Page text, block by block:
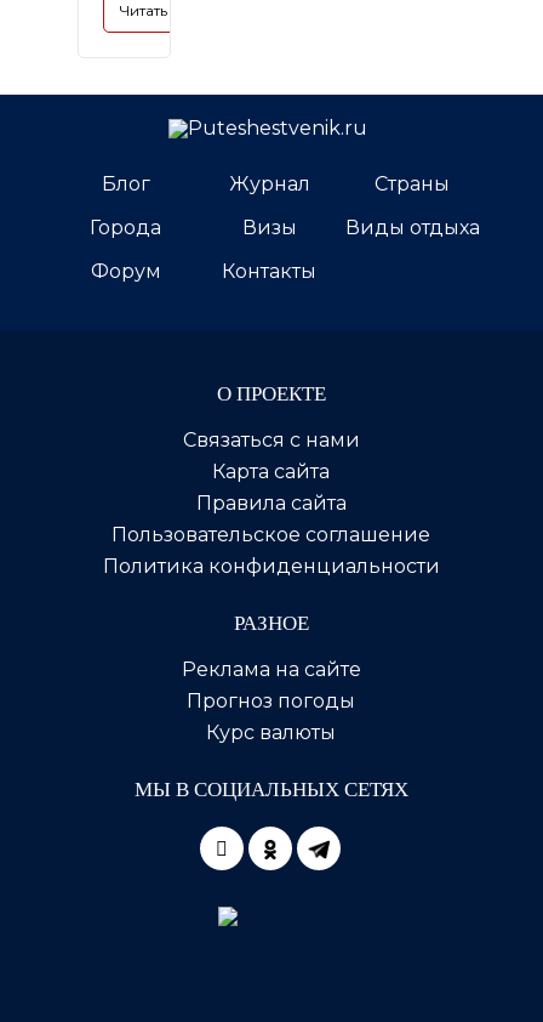
Читать полностью »
Блог Журнал
Страны
Города
Визы
Виды отдыха
Форум
Контакты
О ПРОЕКТЕ
Связаться с нами
Карта сайта
Правила сайта
Пользовательское соглашение
Политика конфиденциальности
РАЗНОЕ
Реклама на сайте
Прогноз погоды
Курс валюты
МЫ В СОЦИАЛЬНЫХ СЕТЯХ